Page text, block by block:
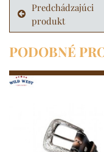
Predchádzajúci
produkt
PODOBNÉ